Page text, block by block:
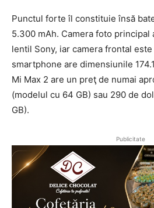
Punctul forte îl constituie însă
5.300 mAh. Camera foto principal
lentil Sony, iar camera frontal
smartphone are dimensiunile
Mi Max 2 are un preţ de numai
(modelul cu 64 GB) sau 290 de
GB).
Publicitate